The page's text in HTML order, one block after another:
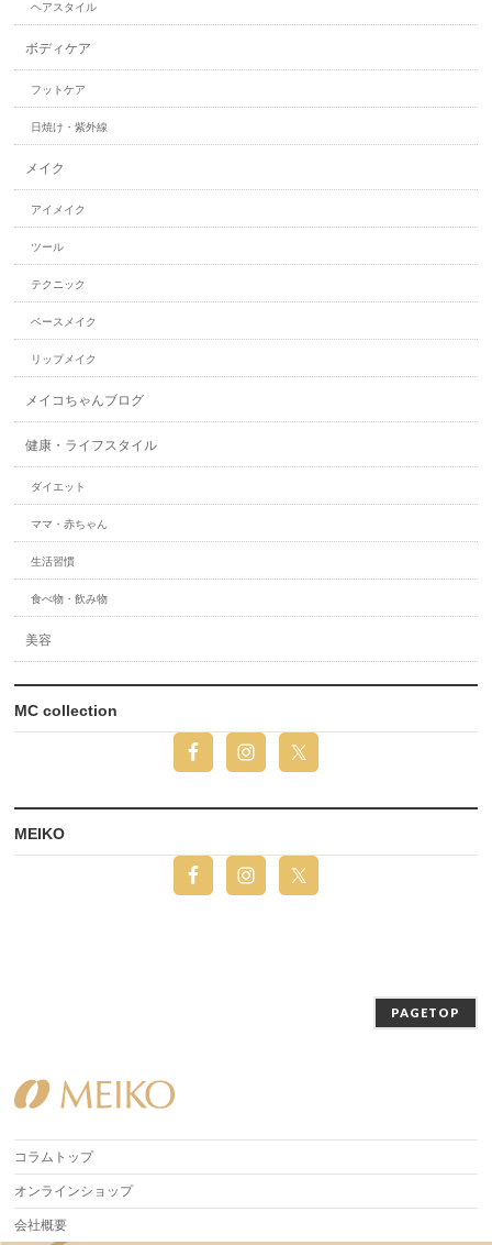
ヘアスタイル
ボディケア
フットケア
日焼け・紫外線
メイク
アイメイク
ツール
テクニック
ベースメイク
リップメイク
メイコちゃんブログ
健康・ライフスタイル
ダイエット
ママ・赤ちゃん
生活習慣
食べ物・飲み物
美容
MC collection
MEIKO
PAGETOP
コラムトップ
オンラインショップ
会社概要